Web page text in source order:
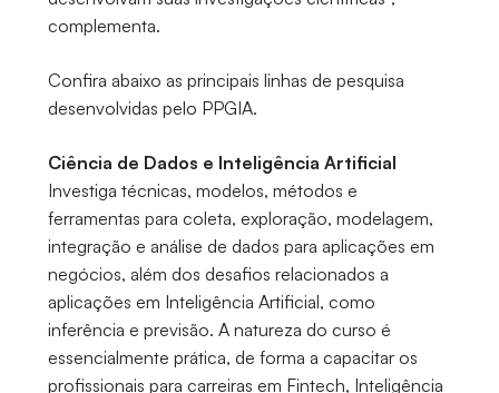
complementa.
Confira abaixo as principais linhas de pesquisa
desenvolvidas pelo PPGIA.
Ciência de Dados e Inteligência Artificial
Investiga técnicas, modelos, métodos e
ferramentas para coleta, exploração, modelagem,
integração e análise de dados para aplicações em
negócios, além dos desafios relacionados a
aplicações em Inteligência Artificial, como
inferência e previsão. A natureza do curso é
essencialmente prática, de forma a capacitar os
profissionais para carreiras em Fintech, Inteligência